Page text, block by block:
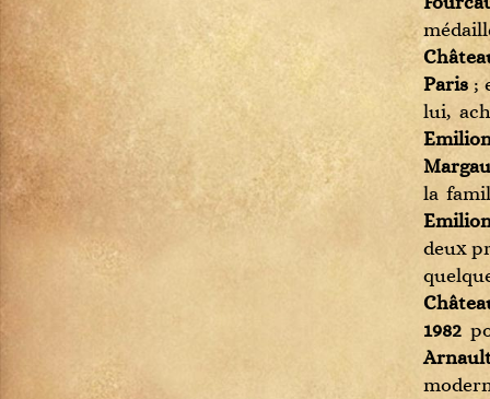
Dolcetto d'Alba
Dom Pérignon
Génépi
Gevrey-Chambertin
Gewurztraminer
Gigondas
Paris ;
lui,
la
deux
1982